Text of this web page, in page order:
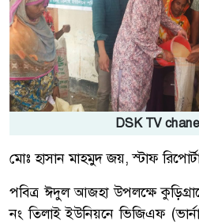
DSK TV
মোঃ হাসান মাহমুদ জয়, স্টাফ
পবিত্র ঈদুল আজহা উপলক্ষে
নং তিলাই ইউনিয়নে ভিজিএফ